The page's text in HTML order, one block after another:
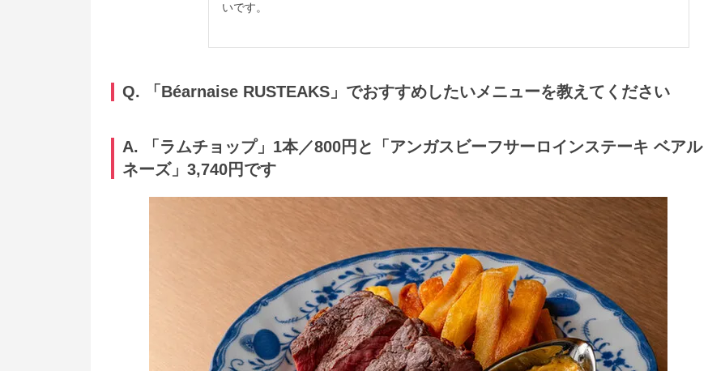
いです。
Q. 「Béarnaise RUSTEAKS」でおすすめしたいメニューを教えてください
A. 「ラムチョップ」1本／800円と「アンガスビーフサーロインステーキ ベアル
ネーズ」3,740円です